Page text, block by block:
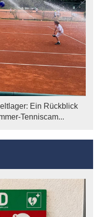
Ein Rückblick
Tenniscam...